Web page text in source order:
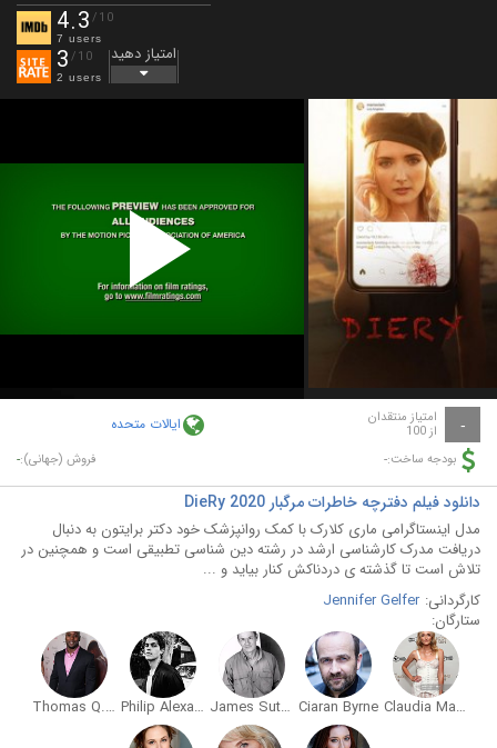
4.3 /10
7 users
3 /10
2 users
امتیاز دهید
Play
Video
- امتیاز منتقدان
از 100 ایالات متحده
بودجه ساخت:- فروش (جهانی):-
دانلود فیلم دفترچه خاطرات مرگبار DieRy 2020
مدل اینستاگرامی ماری کلارک با کمک روانپزشک خود دکتر برایتون به دنبال
دریافت مدرک کارشناسی ارشد در رشته دین شناسی تطبیقی است و همچنین در
تلاش است تا گذشته ی دردناکش کنار بیاید و ...
کارگردانی: Jennifer Gelfer
ستارگان:
Claudia Maree Mailer
Ciaran Byrne
James Sutorius
Philip Alexander
Thomas Q. Jones